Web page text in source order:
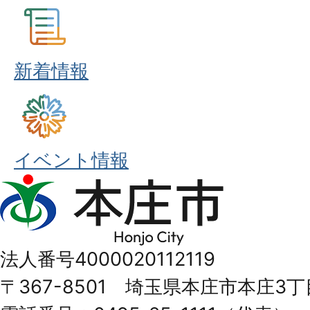
新着情報
イベント情報
本
庄
Honjo
City
法人番号4000020112119
〒367-8501 埼玉県本庄市本庄3丁